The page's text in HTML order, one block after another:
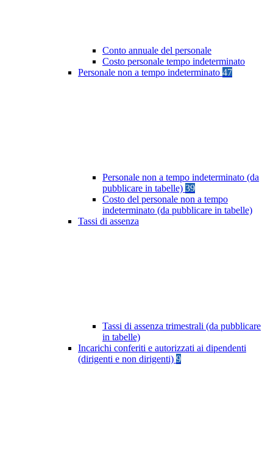
Conto annuale del personale
Costo personale tempo indeterminato
Personale non a tempo indeterminato 47
Personale non a tempo indeterminato (da
pubblicare in tabelle) 39
Costo del personale non a tempo
indeterminato (da pubblicare in tabelle)
Tassi di assenza
Tassi di assenza trimestrali (da pubblicare
in tabelle)
Incarichi conferiti e autorizzati ai dipendenti
(dirigenti e non dirigenti) 9